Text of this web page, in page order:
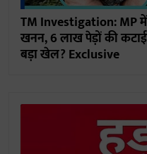
TM Investigation: MP
खनन, 6 लाख पेड़ों की
बड़ा खेल? Exclusive